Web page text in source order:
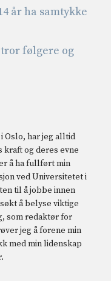
år ha samtykke
følgere og
Oslo, har jeg alltid
og deres evne
å ha fullført min
ved Universitetet i
til å jobbe innen
å belyse viktige
som redaktør for
jeg å forene min
med min lidenskap